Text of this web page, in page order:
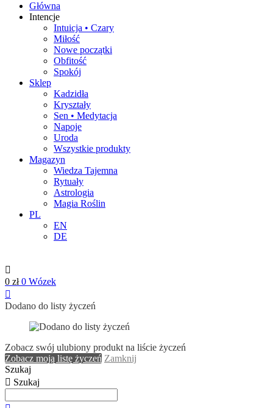
Główna
Intencje
Intuicja • Czary
Miłość
Nowe początki
Obfitość
Spokój
Sklep
Kadzidła
Kryształy
Sen • Medytacja
Napoje
Uroda
Wszystkie produkty
Magazyn
Wiedza Tajemna
Rytuały
Astrologia
Magia Roślin
PL
EN
DE
0 zł 0 Wózek
Dodano do listy życzeń
Zobacz swój ulubiony produkt na liście życzeń
Zobacz moją listę życzeń Zamknij
Szukaj
Szukaj